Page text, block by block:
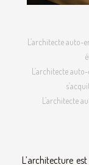
L’architecte auto-
L’architecte
L’architecte
L’architecture